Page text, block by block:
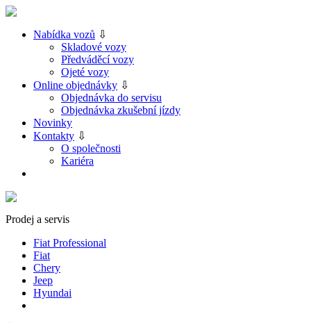
Nabídka vozů ⇩
Skladové vozy
Předváděcí vozy
Ojeté vozy
Online objednávky ⇩
Objednávka do servisu
Objednávka zkušební jízdy
Novinky
Kontakty ⇩
O společnosti
Kariéra
Prodej a servis
Fiat Professional
Fiat
Chery
Jeep
Hyundai